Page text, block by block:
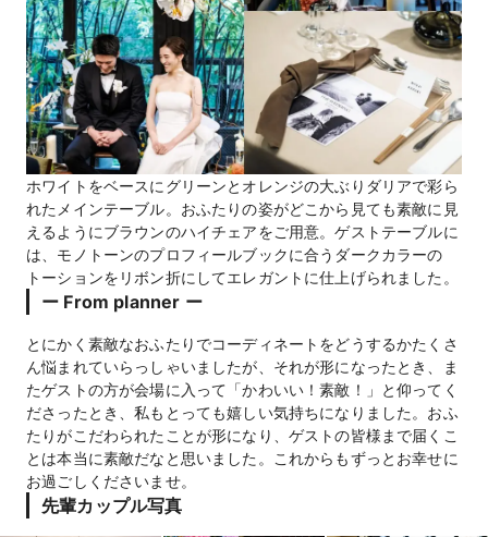
ホワイトをベースにグリーンとオレンジの大ぶりダリアで彩ら
れたメインテーブル。おふたりの姿がどこから見ても素敵に見
えるようにブラウンのハイチェアをご用意。ゲストテーブルに
は、モノトーンのプロフィールブックに合うダークカラーの
トーションをリボン折にしてエレガントに仕上げられました。
ー From planner ー
とにかく素敵なおふたりでコーディネートをどうするかたくさ
ん悩まれていらっしゃいましたが、それが形になったとき、ま
たゲストの方が会場に入って「かわいい！素敵！」と仰ってく
ださったとき、私もとっても嬉しい気持ちになりました。おふ
たりがこだわられたことが形になり、ゲストの皆様まで届くこ
とは本当に素敵だなと思いました。これからもずっとお幸せに
お過ごしくださいませ。
先輩カップル写真